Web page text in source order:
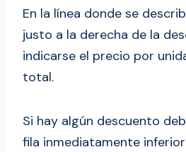
En la línea donde se
justo a la derecha de la
indicarse el precio por
total.
Si hay algún descuento
fila inmediatamente inferior